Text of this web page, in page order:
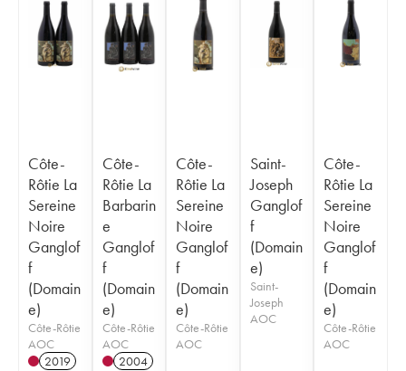
Côte-
Rôtie La
Sereine
Noire
Ganglof
f
(Domain
e)
Côte-Rôtie
AOC
2019
Côte-
Rôtie La
Barbarin
e
Ganglof
f
(Domain
e)
Côte-Rôtie
AOC
2004
Côte-
Rôtie La
Sereine
Noire
Ganglof
f
(Domain
e)
Côte-Rôtie
AOC
Saint-
Joseph
Ganglof
f
(Domain
e)
Saint-
Joseph
AOC
Côte-
Rôtie La
Sereine
Noire
Ganglof
f
(Domain
e)
Côte-Rôtie
AOC